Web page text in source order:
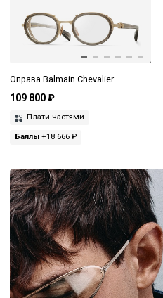
Оправа Balmain Chevalier
109 800 ₽
Плати частями
Баллы +18 666 ₽